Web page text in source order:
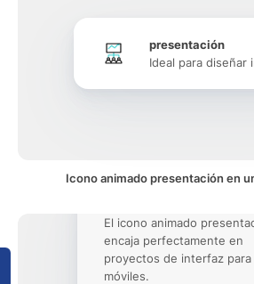
presentación
Ideal para diseñar
Icono animado presentación en
El icono animado
encaja perfectamente en
proyectos de interfaz para
móviles.